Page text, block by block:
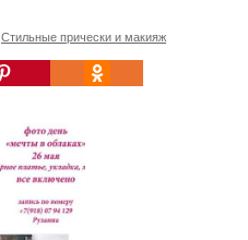
Стильные прически и макияж